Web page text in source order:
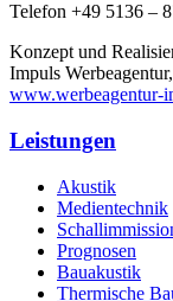
Telefon +49 5136 –
Konzept und
Impuls
www.werbeagentur-
Leistungen
Akustik
Medientechnik
Prognosen
Bauakustik
Thermische